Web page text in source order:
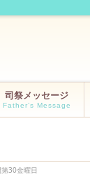
司祭メッセージ
Father’s Message
30金曜日